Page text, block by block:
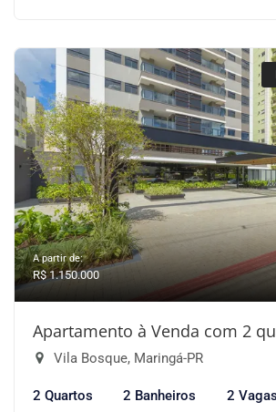
A partir de:
R$ 1.150.000
Apartamento à Venda com 2
Vila Bosque, Maringá-PR
2 Quartos 2 Banheiros 2 Vagas